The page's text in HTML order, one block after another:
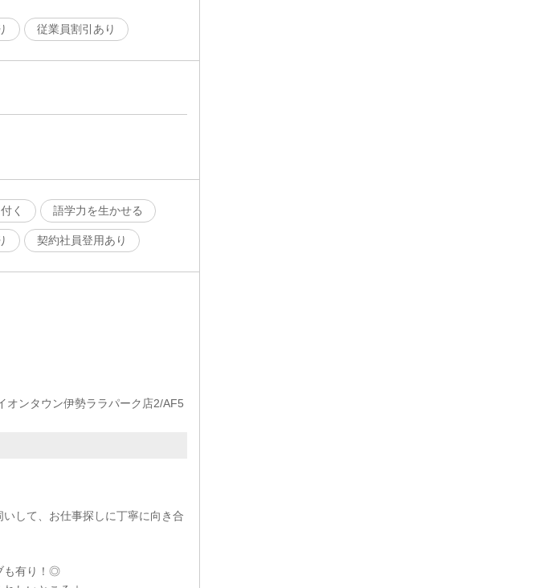
従業員割引あり
く 語学力を生かせる
契約社員登用あり
オンタウン伊勢ララパーク店2/AF5
して、お仕事探しに丁寧に向き合
も有り！◎